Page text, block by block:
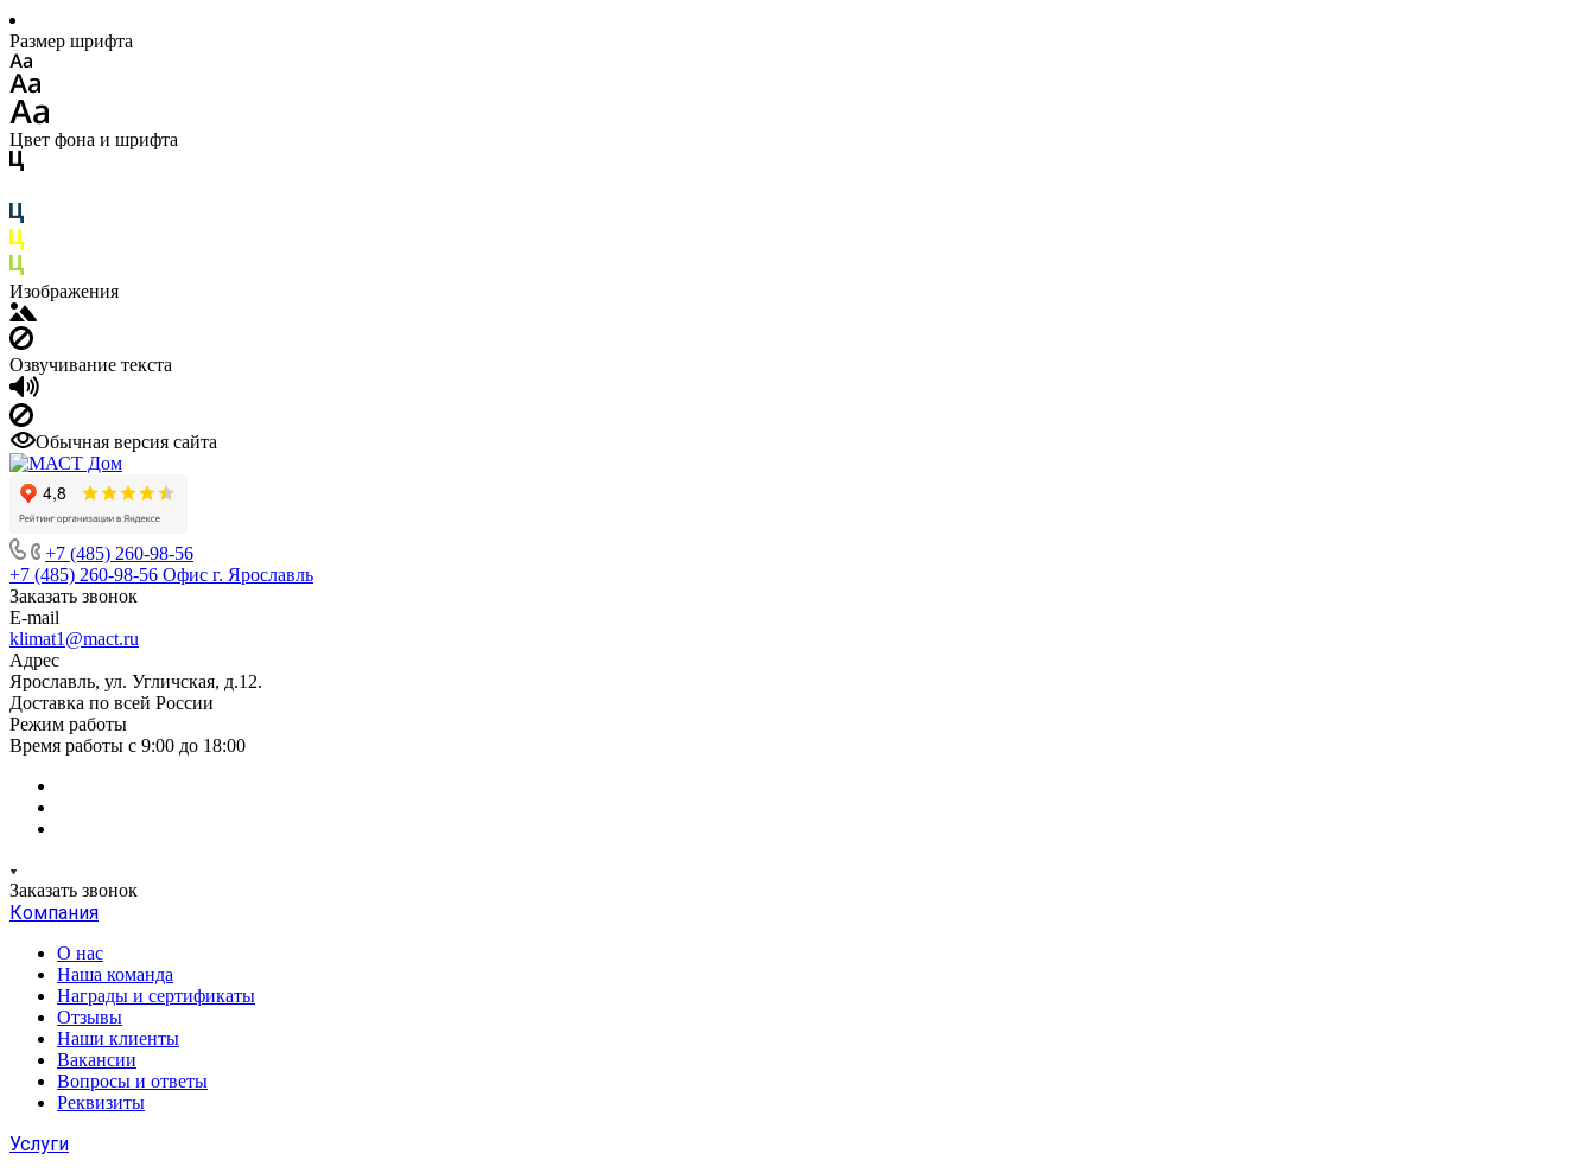
Размер шрифта
Цвет фона и шрифта
Изображения
Озвучивание текста
Обычная версия сайта
+7 (485) 260-98-56
+7 (485) 260-98-56 Офис г. Ярославль
Заказать звонок
E-mail
klimat1@mact.ru
Адрес
Ярославль, ул. Угличская, д.12.
Доставка по всей России
Режим работы
Время работы с 9:00 до 18:00
Заказать звонок
Компания
О нас
Наша команда
Награды и сертификаты
Отзывы
Наши клиенты
Вакансии
Вопросы и ответы
Реквизиты
Услуги